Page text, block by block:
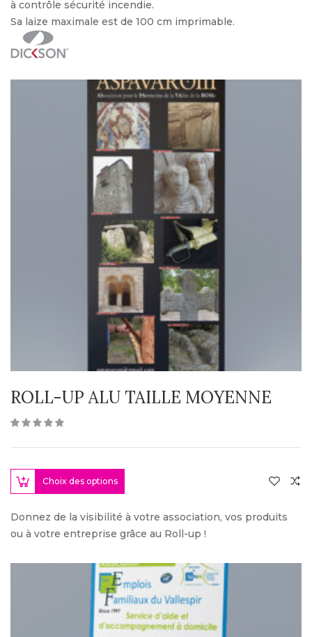
à contrôle sécurité incendie.
Sa laize maximale est de 100 cm imprimable.
ROLL-UP ALU TAILLE MOYENNE
Choix des options
Donnez de la visibilité à votre association, vos produits
ou à votre entreprise grâce au Roll-up !